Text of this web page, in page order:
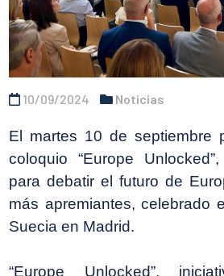
10/09/2024 Noticias
El martes 10 de septiembre
coloquio “Europe
para debatir el futuro de
más apremiantes, celebrado
Suecia en Madrid.
“Europe Unlocked”,